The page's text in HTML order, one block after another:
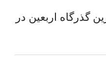
گذرگاه اربعین در